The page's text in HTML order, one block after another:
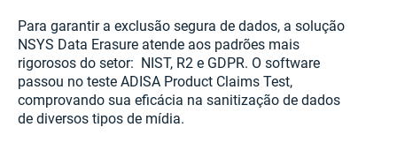
Para garantir a exclusão segura de dados, a solução
NSYS Data Erasure atende aos padrões mais
rigorosos do setor: NIST, R2 e GDPR. O software
passou no teste ADISA Product Claims Test,
comprovando sua eficácia na sanitização de dados
de diversos tipos de mídia.